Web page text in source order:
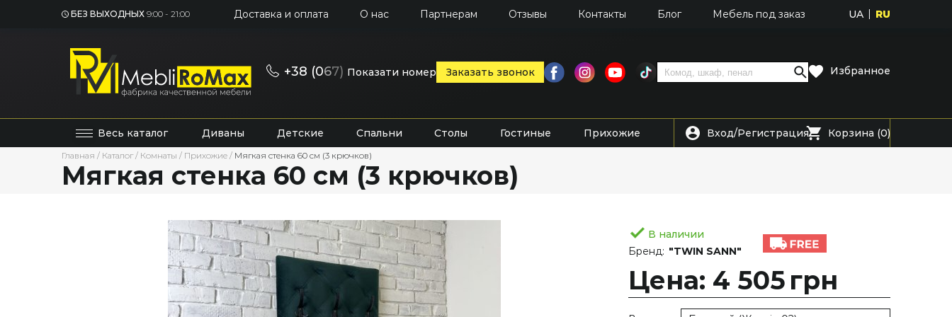
БЕЗ ВЫХОДНЫХ 9:00 - 21:00 Доставка и оплата О нас Партнерам Отзывы Контакты Блог Мебель под заказ UA RU
+38 (067) Показати номер Заказать звонок Избранное
Весь каталог Диваны Детские Спальни Столы Гостиные Прихожие Вход/Регистрация Корзина (0)
Главная / Каталог / Комнаты / Прихожие / Мягкая стенка 60 см (3 крючков)
Мягкая стенка 60 см (3 крючков)
В наличии
Бренд: "TWIN SANN"
Цена: 4 505 грн